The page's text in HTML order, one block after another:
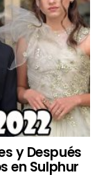
y Después
en Sulphur